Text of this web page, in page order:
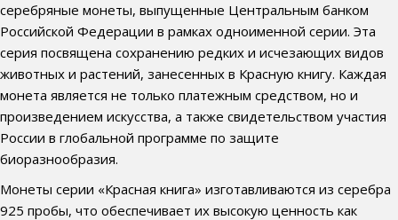
серебряные монеты, выпущенные Центральным банком
Российской Федерации в рамках одноименной серии. Эта
серия посвящена сохранению редких и исчезающих видов
животных и растений, занесенных в Красную книгу. Каждая
монета является не только платежным средством, но и
произведением искусства, а также свидетельством участия
России в глобальной программе по защите
биоразнообразия.
Монеты серии «Красная книга» изготавливаются из серебра
925 пробы, что обеспечивает их высокую ценность как